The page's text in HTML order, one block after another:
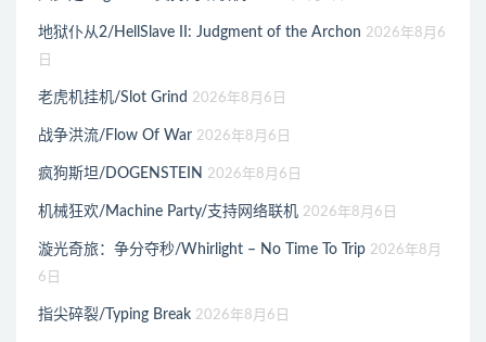
地狱仆从2/HellSlave II: Judgment of the Archon 2026年8月6
日
老虎机挂机/Slot Grind 2026年8月6日
战争洪流/Flow Of War 2026年8月6日
疯狗斯坦/DOGENSTEIN 2026年8月6日
机械狂欢/Machine Party/支持网络联机 2026年8月6日
漩光奇旅：争分夺秒/Whirlight – No Time To Trip 2026年8月
6日
指尖碎裂/Typing Break 2026年8月6日